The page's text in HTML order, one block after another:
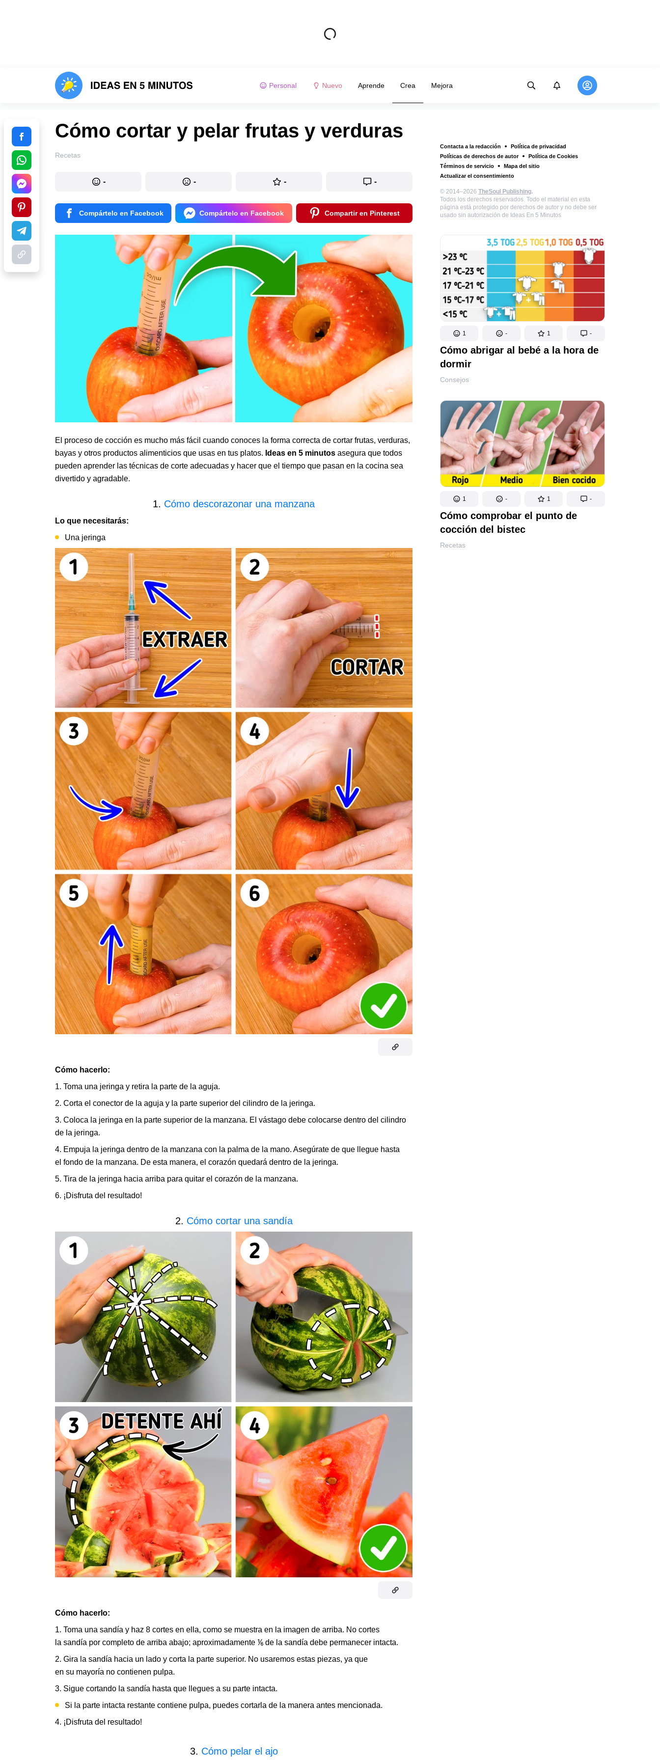
Personal Nuevo Aprende Crea Mejora
Contacta a la redacción
Política de privacidad
Políticas de derechos de autor
Política de Cookies
Términos de servicio
Mapa del sitio
Actualizar el consentimiento
© 2014–2026 TheSoul Publishing.
Todos los derechos reservados. Todo el material en esta
página está protegido por derechos de autor y no debe ser
usado sin autorización de Ideas En 5 Minutos
1 - 1 -
Cómo abrigar al bebé a la hora de
dormir
Consejos
1 - 1 -
Cómo comprobar el punto de
cocción del bistec
Recetas
Cómo cortar y pelar frutas y verduras
Recetas
- - - -
Compártelo en Facebook Compártelo en Facebook Compartir en Pinterest
El proceso de cocción es mucho más fácil cuando conoces la forma correcta de cortar frutas, verduras,
bayas y otros productos alimenticios que usas en tus platos. Ideas en 5 minutos asegura que todos
pueden aprender las técnicas de corte adecuadas y hacer que el tiempo que pasan en la cocina sea
divertido y agradable.
1. Cómo descorazonar una manzana
Lo que necesitarás:
Una jeringa
Cómo hacerlo:
1. Toma una jeringa y retira la parte de la aguja.
2. Corta el conector de la aguja y la parte superior del cilindro de la jeringa.
3. Coloca la jeringa en la parte superior de la manzana. El vástago debe colocarse dentro del cilindro
de la jeringa.
4. Empuja la jeringa dentro de la manzana con la palma de la mano. Asegúrate de que llegue hasta
el fondo de la manzana. De esta manera, el corazón quedará dentro de la jeringa.
5. Tira de la jeringa hacia arriba para quitar el corazón de la manzana.
6. ¡Disfruta del resultado!
2. Cómo cortar una sandía
Cómo hacerlo:
1. Toma una sandía y haz 8 cortes en ella, como se muestra en la imagen de arriba. No cortes
la sandía por completo de arriba abajo; aproximadamente ⅙ de la sandía debe permanecer intacta.
2. Gira la sandía hacia un lado y corta la parte superior. No usaremos estas piezas, ya que
en su mayoría no contienen pulpa.
3. Sigue cortando la sandía hasta que llegues a su parte intacta.
Si la parte intacta restante contiene pulpa, puedes cortarla de la manera antes mencionada.
4. ¡Disfruta del resultado!
3. Cómo pelar el ajo